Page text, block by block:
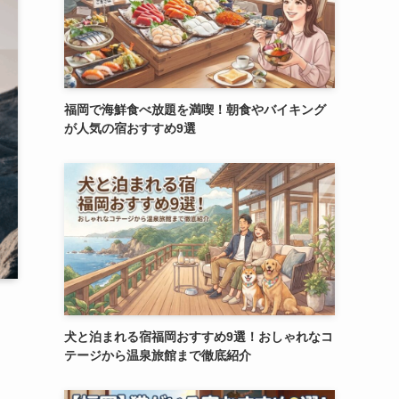
福岡で海鮮食べ放題を満喫！朝食やバイキング
が人気の宿おすすめ9選
犬と泊まれる宿福岡おすすめ9選！おしゃれなコ
テージから温泉旅館まで徹底紹介